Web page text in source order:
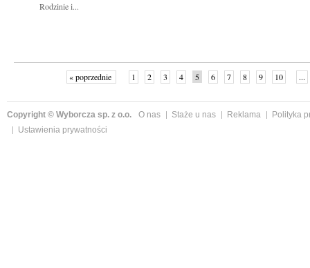
Rodzinie i...
« poprzednie 1 2 3 4 5 6 7 8 9 10 ...
Copyright © Wyborcza sp. z o.o. O nas Staże u nas Reklama
Polityka
Ustawienia prywatności